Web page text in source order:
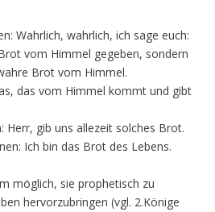
Wahrlich, wahrlich, ich sage euch:
vom Himmel gegeben, sondern
Brot vom Himmel.
das vom Himmel kommt und gibt
Herr, gib uns allezeit solches Brot.
Ich bin das Brot des Lebens.
möglich, sie prophetisch zu
hervorzubringen (vgl. 2.Könige